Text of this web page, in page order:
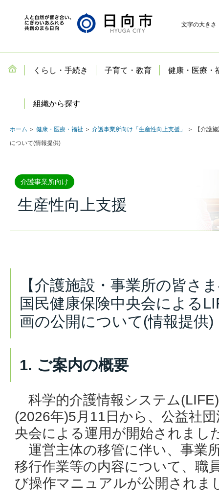
文字の大きさ
くらし・手続き 子育て・教育 健康・医療・
組織から探す
ホーム ＞ 健康・医療・福祉 ＞ 介護事業所向け「生産性向上支援」
＞ 【介護
について(情報提供)
介護事業所向け
生産性向上支援
【介護施設・事業所の皆さ
国民健康保険中央会による
画の公開について(情報提供)
1. ご案内の概要
科学的介護情報システム
(2026年)5月11日から、公益社
央会による運用が開始されまし
運営主体の移管に伴い、事業
移行作業等の内容について、職
び操作マニュアルが公開されま